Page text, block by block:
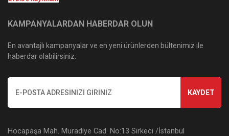
KAMPANYALARDAN HABERDAR OLUN
En avantajlı kampanyalar ve en yeni ürünlerden bültenimiz ile
haberdar olabilirsiniz.
KAYDET
Hocapaşa Mah. Muradiye Cad. No:13 Sirkeci /İstanbul